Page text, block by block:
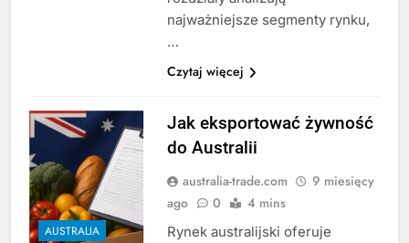
najważniejsze segmenty rynku,
…
Czytaj więcej
AUSTRALIA
Jak eksportować żywność
do Australii
australia-trade.com
9 miesięcy
ago
0 4 mins
Rynek australijski oferuje